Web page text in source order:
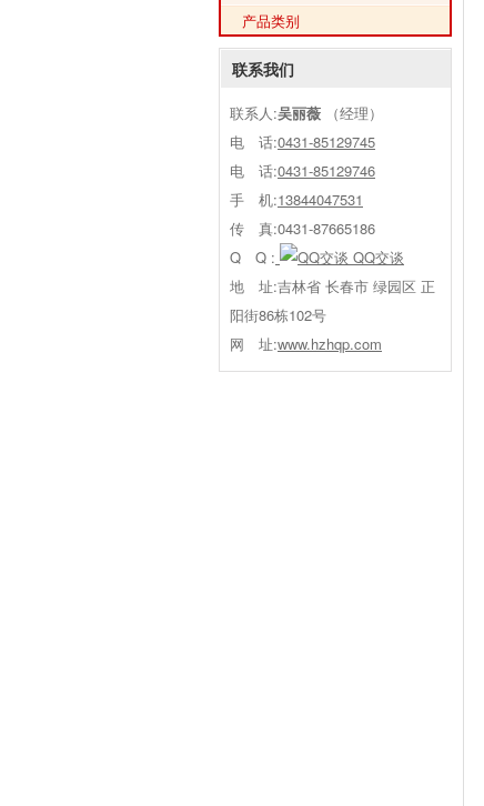
产品类别
联系我们
联系人:吴丽薇 （经理）
电 话:0431-85129745
电 话:0431-85129746
手 机:13844047531
传 真:0431-87665186
Q Q :
QQ交谈
地 址:吉林省 长春市 绿园区 正
阳街86栋102号
网 址:www.hzhqp.com